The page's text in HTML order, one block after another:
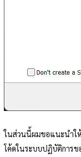
ในส่วนนี้ผมขอแนะนำให้
โค้ดในระบบปฏิบัติการข